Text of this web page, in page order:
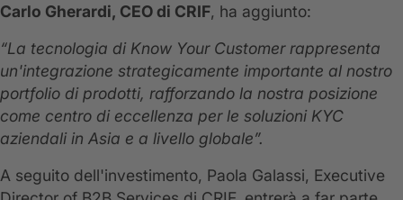
Carlo Gherardi, CEO di CRIF, ha aggiunto:
“La tecnologia di Know Your Customer rappresenta
un'integrazione strategicamente importante al nostro
portfolio di prodotti, rafforzando la nostra posizione
come centro di eccellenza per le soluzioni KYC
aziendali in Asia e a livello globale”.
A seguito dell'investimento, Paola Galassi, Executive